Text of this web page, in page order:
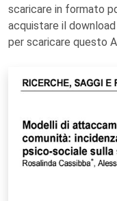
scaricare in formato
acquistare il
per scaricare questo